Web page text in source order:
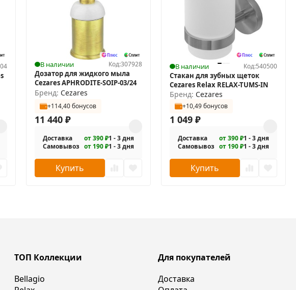
подсветку.
(регулировкой).
В наличии Код:307928
Дозатор для жидкого мыла
Cezares APHRODITE-SOIP-03/24
Бренд: Cezares
+114,40 бонусов
11 440₽
Доставка от 390 ₽1 - 3 дня
Самовывоз от 190 ₽1 - 3 дня
Купить
В наличии Код:540500
Стакан для зубных щеток
Cezares Relax RELAX-TUMS-IN
Бренд: Cezares
+10,49 бонусов
1 049₽
Доставка от 390 ₽1 - 3 дня
Самовывоз от 190 ₽1 - 3 дня
Купить
ТОП Коллекции
Bellagio
Для покупателей
Доставка